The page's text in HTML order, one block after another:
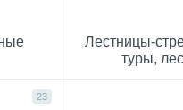
Лестницы-
туры,
23